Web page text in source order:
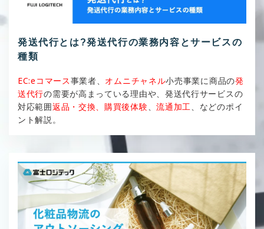
発送代行とは?発送代行の業務内容とサービスの
種類
EC:eコマース事業者、 オムニチャネル小売事業に商品の発
送代行の需要が高まっている理由や、発送代行サービスの
対応範囲返品・交換、購買後体験 、流通加工
、などのポイ
ント解説。